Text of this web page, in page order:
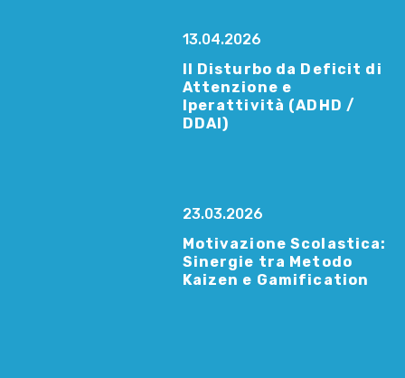
13.04.2026
Il Disturbo da Deficit di
Attenzione e
Iperattività (ADHD /
DDAI)
23.03.2026
Motivazione Scolastica:
Sinergie tra Metodo
Kaizen e Gamification